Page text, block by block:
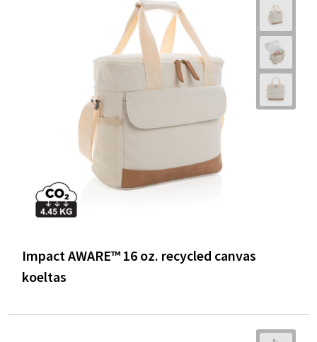
Impact AWARE™ 16 oz. recycled canvas
koeltas